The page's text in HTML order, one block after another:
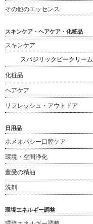
その他のエッセンス
スキンケア・ヘアケア・化粧品
スキンケア
スパジリックビークリーム
化粧品
ヘアケア
リフレッシュ・アウトドア
日用品
ホメオパシー口腔ケア
環境・空間浄化
豊受の精油
洗剤
環境エネルギー調整